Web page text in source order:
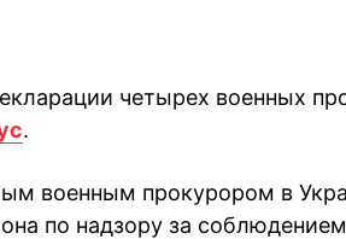
четырех военных
.
военным прокурором в
по надзору за